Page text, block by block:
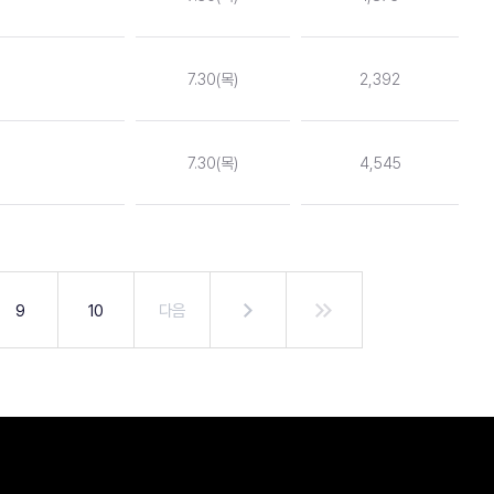
7.30(목) 2,392
7.30(목) 4,545
9 10 다음